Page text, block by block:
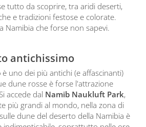
tutto da scoprire, tra aridi deserti,
e tradizioni festose e colorate.
Namibia che forse non sapevi.
antichissimo
è uno dei più antichi (e affascinanti)
dune rosse è forse l'attrazione
accede dal Namib Naukluft Park,
più grandi al mondo, nella zona di
dune del deserto della Namibia è